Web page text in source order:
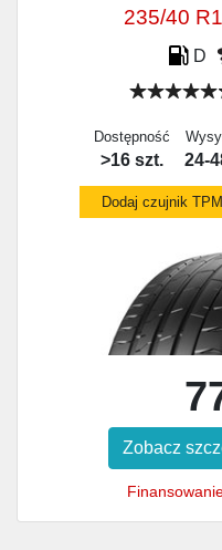
235/40
D
Dostępność
>16 szt. 24-
Dodaj czujnik
Zobacz